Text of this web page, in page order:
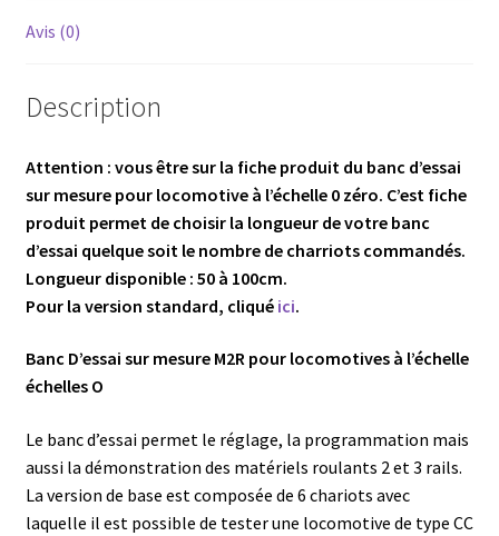
Avis (0)
Description
Attention : vous être sur la fiche produit du banc d’essai
sur mesure pour locomotive à l’échelle 0 zéro. C’est fiche
produit permet de choisir la longueur de votre banc
d’essai quelque soit le nombre de charriots commandés.
Longueur disponible : 50 à 100cm.
Pour la version standard, cliqué ici.
Banc D’essai sur mesure M2R pour locomotives à l’échelle
échelles O
Le banc d’essai permet le réglage, la programmation mais
aussi la démonstration des matériels roulants 2 et 3 rails.
La version de base est composée de 6 chariots avec
laquelle il est possible de tester une locomotive de type CC